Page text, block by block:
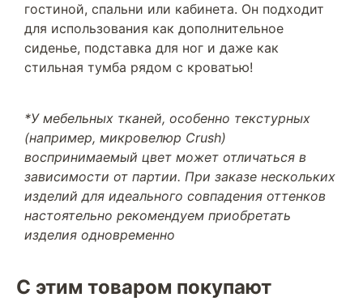
гостиной, спальни или кабинета. Он подходит
для использования как дополнительное
сиденье, подставка для ног и даже как
стильная тумба рядом с кроватью!
*У мебельных тканей, особенно текстурных
(например, микровелюр Crush)
воспринимаемый цвет может отличаться в
зависимости от партии. При заказе нескольких
изделий для идеального совпадения оттенков
настоятельно рекомендуем приобретать
изделия одновременно
С этим товаром покупают